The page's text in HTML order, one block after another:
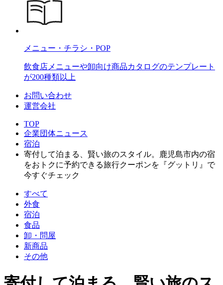
メニュー・チラシ・POP
飲食店メニューや卸向け商品カタログのテンプレート
が200種類以上
お問い合わせ
運営会社
TOP
企業団体ニュース
宿泊
寄付して泊まる、賢い旅のスタイル。鹿児島市内の宿
をおトクに予約できる旅行クーポンを『グットリ』で
今すぐチェック
すべて
外食
宿泊
食品
卸・問屋
新商品
その他